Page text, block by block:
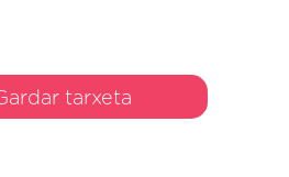
tarxeta